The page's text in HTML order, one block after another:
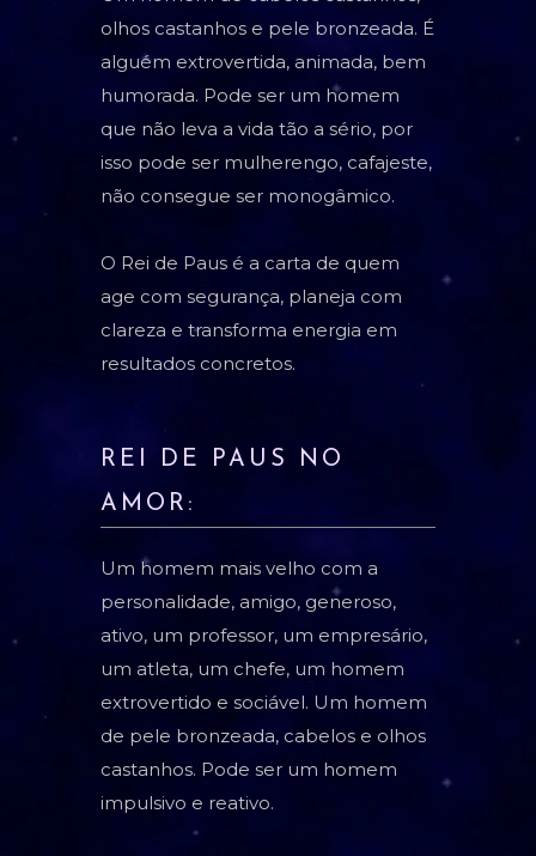
olhos castanhos e pele bronzeada. É
alguém extrovertida, animada, bem
humorada. Pode ser um homem
que não leva a vida tão a sério, por
isso pode ser mulherengo, cafajeste,
não consegue ser monogâmico.
O Rei de Paus é a carta de quem
age com segurança, planeja com
clareza e transforma energia em
resultados concretos.
REI DE PAUS NO
AMOR:
Um homem mais velho com a
personalidade, amigo, generoso,
ativo, um professor, um empresário,
um atleta, um chefe, um homem
extrovertido e sociável. Um homem
de pele bronzeada, cabelos e olhos
castanhos. Pode ser um homem
impulsivo e reativo.